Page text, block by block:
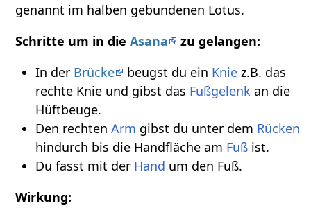
genannt im halben gebundenen Lotus.
Schritte um in dieAsana
zu gelangen:
In der Brücke beugst du ein Kniez.B. das
rechte Knie und gibst das Fußgelenkan die
Hüftbeuge.
Den rechten Arm gibst du unter dem Rücken
hindurch bis die Handfläche am Fußist.
Du fasst mit der Hand um den Fuß.
Wirkung: